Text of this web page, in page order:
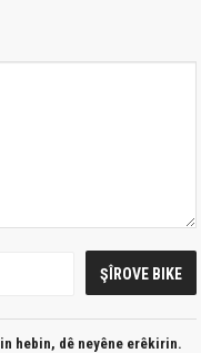
hebin, dê neyêne erêkirin.